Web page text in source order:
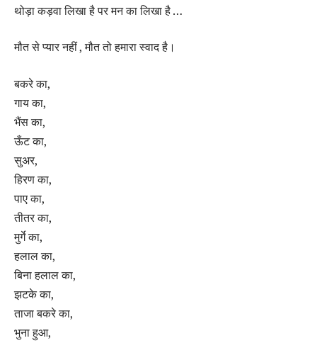
थोड़ा कड़वा लिखा है पर मन का लिखा है …
मौत से प्यार नहीं , मौत तो हमारा स्वाद है।
बकरे का,
गाय का,
भैंस का,
ऊँट का,
सुअर,
हिरण का,
पाए का,
तीतर का,
मुर्गे का,
हलाल का,
बिना हलाल का,
झटके का,
ताजा बकरे का,
भुना हुआ,